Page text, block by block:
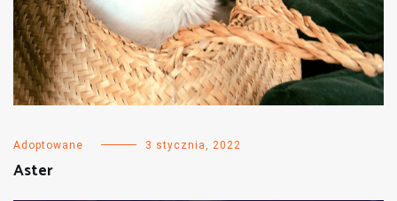
Adoptowane 3 stycznia, 2022
Aster